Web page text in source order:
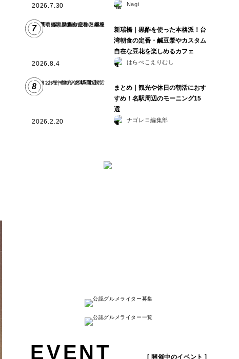
2026.7.30 Nagi
7
2026.8.4
新瑞橋｜黒酢を使った本格派！台
湾朝食の定番・鹹豆漿やカスタム
自在な豆花を楽しめるカフェ
はらぺこえりむし
8
2026.2.20
まとめ｜観光や休日の朝活におす
すめ！名駅周辺のモーニング15
選
ナゴレコ編集部
EVENT [ 開催中のイベント ]